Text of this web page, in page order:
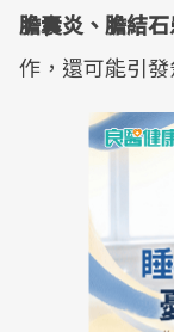
膽囊炎、膽結
作，還可能引發